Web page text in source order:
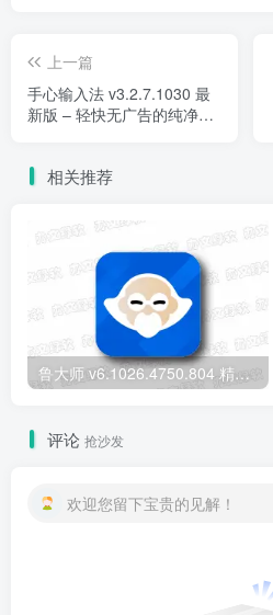
上一篇
手心输入法 v3.2.7.1030 最
新版 – 轻快无广告的纯净中
相关推荐
鲁大师 v6.1026.4750.804 精简单文件绿色版 – 轻量级硬件检测工具
评论 抢沙发
欢迎您留下宝贵的见解！